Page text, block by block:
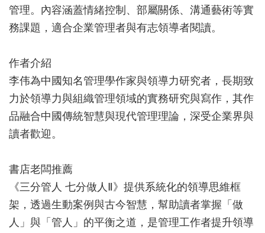
管理。內容涵蓋情緒控制、部屬關係、溝通藝術等實
務課題，適合企業管理者與有志領導者閱讀。
作者介紹
李伟為中國知名管理學作家與領導力研究者，長期致
力於領導力與組織管理領域的實務研究與寫作，其作
品融合中國傳統智慧與現代管理理論，深受企業界與
讀者歡迎。
書店老闆推薦
《三分管人 七分做人Ⅱ》提供系統化的領導思維框
架，透過生動案例與古今智慧，幫助讀者掌握「做
人」與「管人」的平衡之道，是管理工作者提升領導